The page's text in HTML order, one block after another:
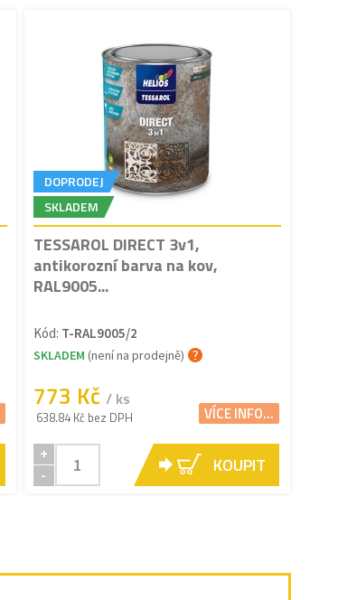
DOPRODEJ
SKLADEM
TESSAROL DIRECT 3v1,
antikorozní barva na kov,
RAL9005...
Kód: T-RAL9005/2
SKLADEM (není na prodejně)
773 Kč / ks
638.84 Kč bez DPH VÍCE INFO...
+
-
KOUPIT